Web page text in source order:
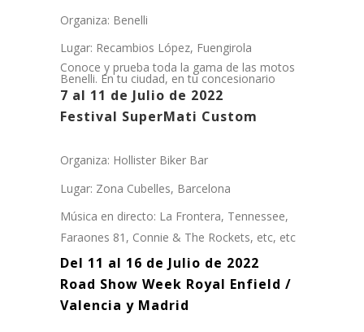
Organiza: Benelli
Lugar: Recambios López, Fuengirola
Conoce y prueba toda la gama de las motos
Benelli. En tu ciudad, en tu concesionario
7 al 11 de Julio de 2022
Festival SuperMati Custom
Organiza: Hollister Biker Bar
Lugar: Zona Cubelles, Barcelona
Música en directo: La Frontera, Tennessee,
Faraones 81, Connie & The Rockets, etc, etc
Del 11 al 16 de Julio de 2022
Road Show Week Royal Enfield /
Valencia y Madrid